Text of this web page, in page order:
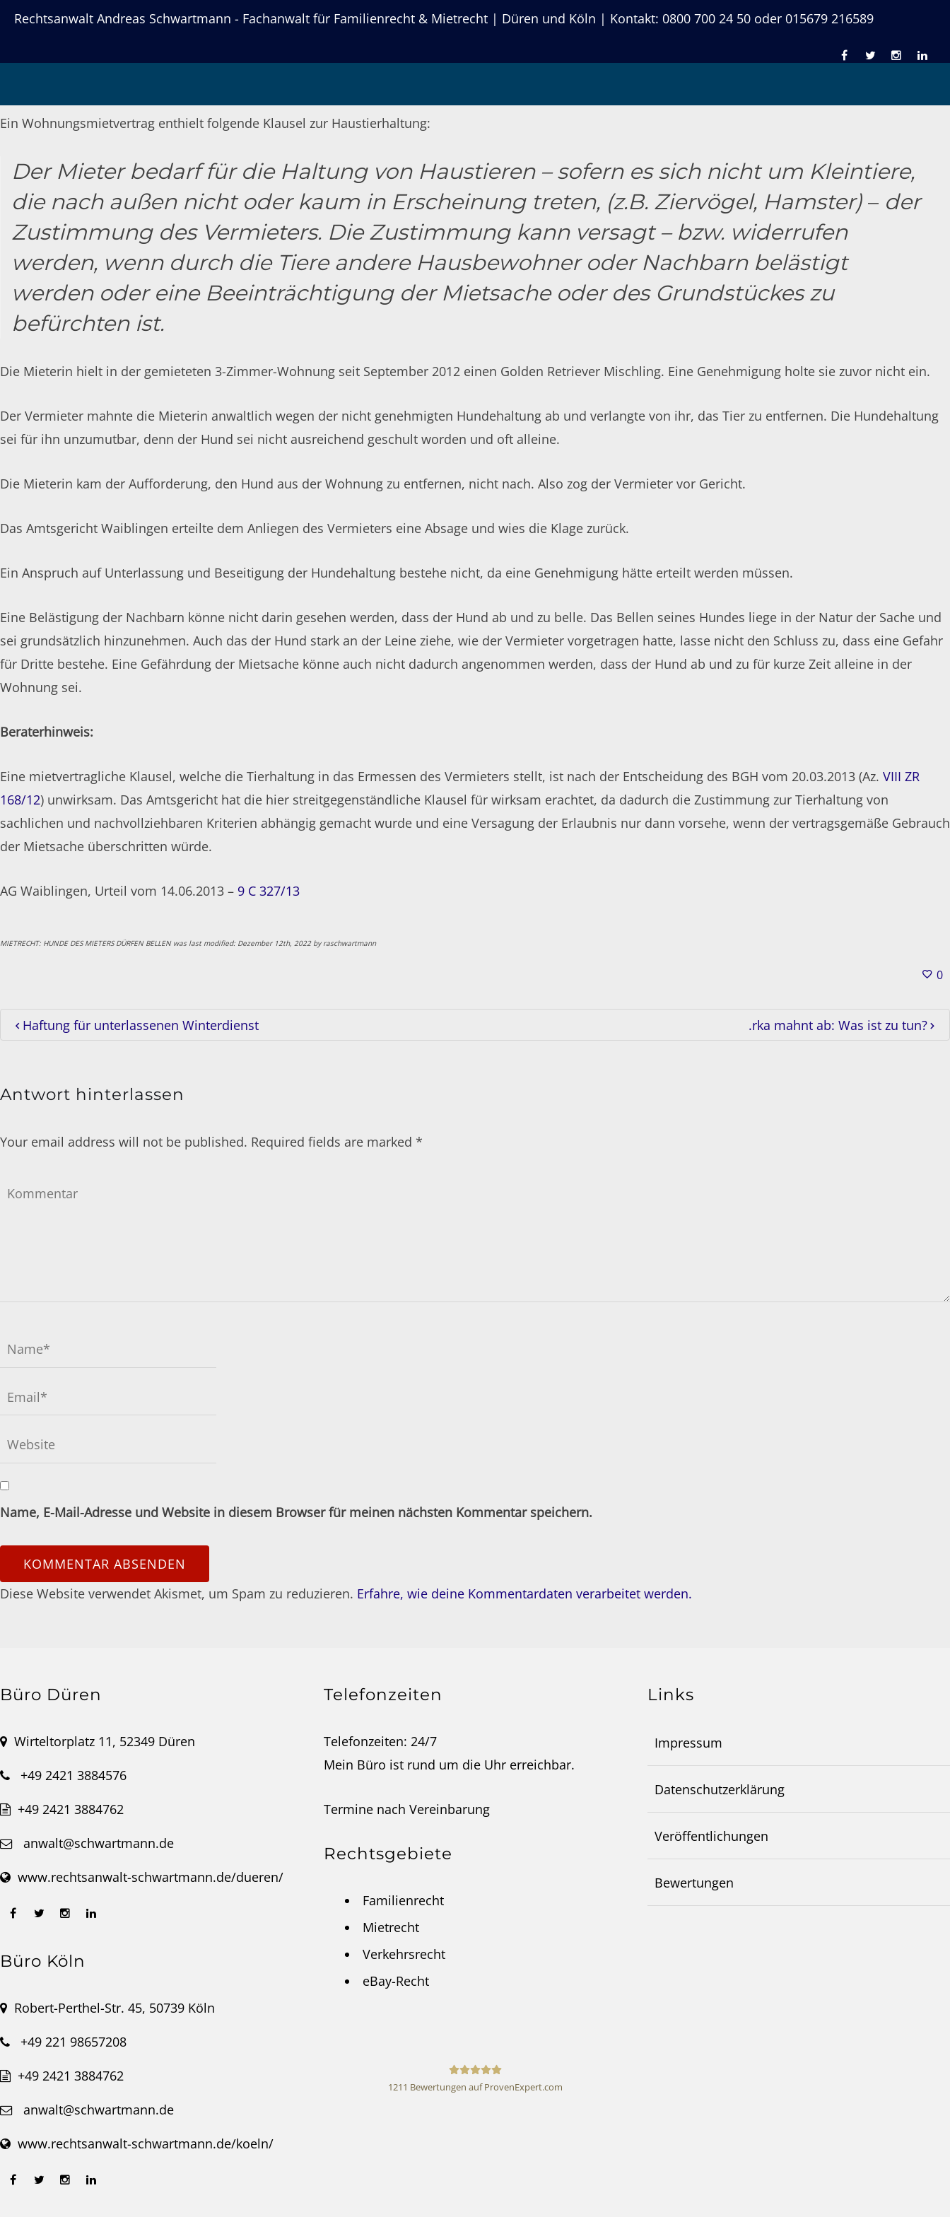
Rechtsanwalt Andreas Schwartmann - Fachanwalt für Familienrecht & Mietrecht | Düren und Köln | Kontakt: 0800 700 24 50 oder 015679 216589
Ein Wohnungsmietvertrag enthielt folgende Klausel zur Haustierhaltung:
Der Mieter bedarf für die Haltung von Haustieren – sofern es sich nicht um Kleintiere,
die nach außen nicht oder kaum in Erscheinung treten, (z.B. Ziervögel, Hamster) – der
Zustimmung des Vermieters. Die Zustimmung kann versagt – bzw. widerrufen
werden, wenn durch die Tiere andere Hausbewohner oder Nachbarn belästigt
werden oder eine Beeinträchtigung der Mietsache oder des Grundstückes zu
befürchten ist.
Die Mieterin hielt in der gemieteten 3-Zimmer-Wohnung seit September 2012 einen Golden Retriever Mischling. Eine Genehmigung holte sie zuvor nicht ein.
Der Vermieter mahnte die Mieterin anwaltlich wegen der nicht genehmigten Hundehaltung ab und verlangte von ihr, das Tier zu entfernen. Die Hundehaltung
sei für ihn unzumutbar, denn der Hund sei nicht ausreichend geschult worden und oft alleine.
Die Mieterin kam der Aufforderung, den Hund aus der Wohnung zu entfernen, nicht nach. Also zog der Vermieter vor Gericht.
Das Amtsgericht Waiblingen erteilte dem Anliegen des Vermieters eine Absage und wies die Klage zurück.
Ein Anspruch auf Unterlassung und Beseitigung der Hundehaltung bestehe nicht, da eine Genehmigung hätte erteilt werden müssen.
Eine Belästigung der Nachbarn könne nicht darin gesehen werden, dass der Hund ab und zu belle. Das Bellen seines Hundes liege in der Natur der Sache und
sei grundsätzlich hinzunehmen. Auch das der Hund stark an der Leine ziehe, wie der Vermieter vorgetragen hatte, lasse nicht den Schluss zu, dass eine Gefahr
für Dritte bestehe. Eine Gefährdung der Mietsache könne auch nicht dadurch angenommen werden, dass der Hund ab und zu für kurze Zeit alleine in der
Wohnung sei.
Beraterhinweis:
Eine mietvertragliche Klausel, welche die Tierhaltung in das Ermessen des Vermieters stellt, ist nach der Entscheidung des BGH vom 20.03.2013 (Az. VIII ZR
168/12) unwirksam. Das Amtsgericht hat die hier streitgegenständliche Klausel für wirksam erachtet, da dadurch die Zustimmung zur Tierhaltung von
sachlichen und nachvollziehbaren Kriterien abhängig gemacht wurde und eine Versagung der Erlaubnis nur dann vorsehe, wenn der vertragsgemäße Gebrauch
der Mietsache überschritten würde.
AG Waiblingen, Urteil vom 14.06.2013 – 9 C 327/13
MIETRECHT: HUNDE DES MIETERS DÜRFEN BELLENwas last modified: Dezember 12th, 2022by raschwartmann
0
Haftung für unterlassenen Winterdienst .rka mahnt ab: Was ist zu tun?
Antwort hinterlassen
Your email address will not be published. Required fields are marked *
Name, E-Mail-Adresse und Website in diesem Browser für meinen nächsten Kommentar speichern.
Diese Website verwendet Akismet, um Spam zu reduzieren. Erfahre, wie deine Kommentardaten verarbeitet werden.
Büro Düren
Wirteltorplatz 11, 52349 Düren
+49 2421 3884576
+49 2421 3884762
anwalt@schwartmann.de
www.rechtsanwalt-schwartmann.de/dueren/
Büro Köln
Robert-Perthel-Str. 45, 50739 Köln
+49 221 98657208
+49 2421 3884762
anwalt@schwartmann.de
www.rechtsanwalt-schwartmann.de/koeln/
Telefonzeiten
Telefonzeiten: 24/7
Mein Büro ist rund um die Uhr erreichbar.
Termine nach Vereinbarung
Rechtsgebiete
Familienrecht
Mietrecht
Verkehrsrecht
eBay-Recht
1211 Bewertungen auf ProvenExpert.com
Links
Impressum
Datenschutzerklärung
Veröffentlichungen
Bewertungen